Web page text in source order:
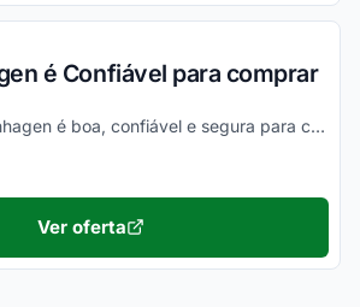
é Confiável para comprar
A loja virtual Kopenhagen é boa, confiável e segura para compras online. Pesquise, confira os comentários e constate!
funcionou
Ver oferta